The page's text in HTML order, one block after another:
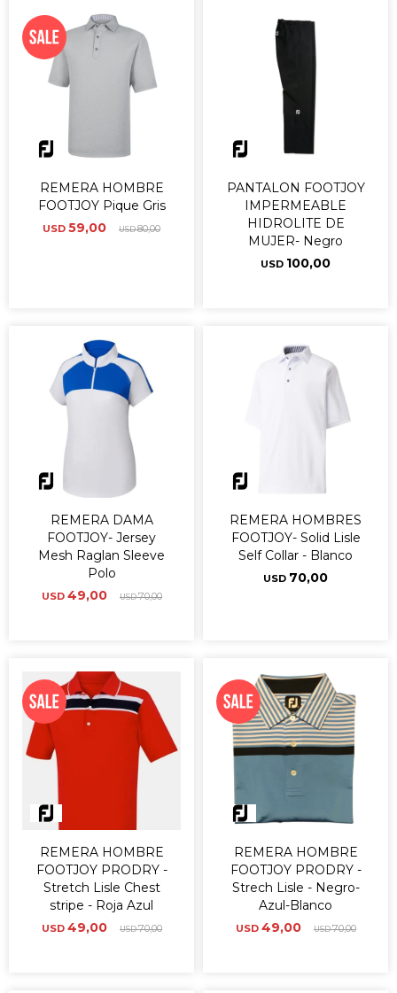
REMERA HOMBRE
FOOTJOY Pique Gris
USD 59,00 USD80,00
PANTALON FOOTJOY
IMPERMEABLE
HIDROLITE DE
MUJER- Negro
USD 100,00
REMERA DAMA
FOOTJOY- Jersey
Mesh Raglan Sleeve
Polo
USD 49,00 USD70,00
REMERA HOMBRES
FOOTJOY- Solid Lisle
Self Collar - Blanco
USD 70,00
REMERA HOMBRE
FOOTJOY PRODRY -
Stretch Lisle Chest
stripe - Roja Azul
USD 49,00 USD70,00
REMERA HOMBRE
FOOTJOY PRODRY -
Strech Lisle - Negro-
Azul-Blanco
USD 49,00 USD70,00